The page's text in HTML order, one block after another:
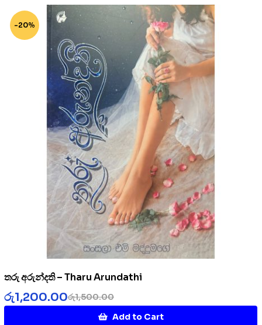
-20%
තරු අරුන්දති – Tharu Arundathi
රු1,500.00
රු1,200.00
Add to Cart